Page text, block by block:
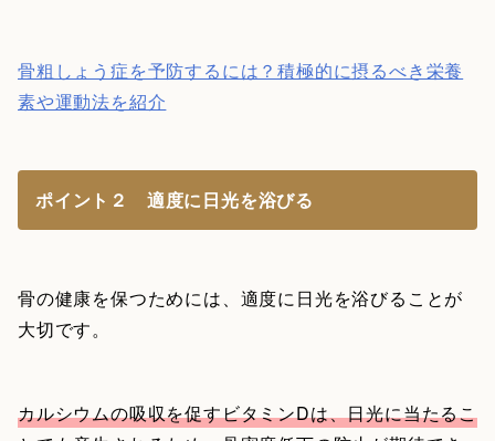
骨粗しょう症を予防するには？積極的に摂るべき栄養
素や運動法を紹介
ポイント２ 適度に日光を浴びる
骨の健康を保つためには、適度に日光を浴びることが
大切です。
カルシウムの吸収を促すビタミンDは、日光に当たるこ